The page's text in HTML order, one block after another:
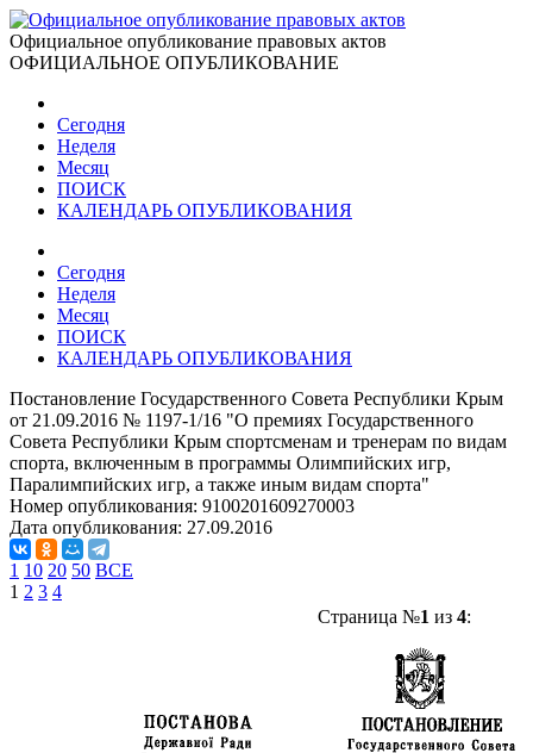
Официальное опубликование правовых актов
ОФИЦИАЛЬНОЕ ОПУБЛИКОВАНИЕ
Сегодня
Неделя
Месяц
ПОИСК
КАЛЕНДАРЬ ОПУБЛИКОВАНИЯ
Сегодня
Неделя
Месяц
ПОИСК
КАЛЕНДАРЬ ОПУБЛИКОВАНИЯ
Постановление Государственного Совета Республики Крым
от 21.09.2016 № 1197-1/16 "О премиях Государственного
Совета Республики Крым спортсменам и тренерам по видам
спорта, включенным в программы Олимпийских игр,
Паралимпийских игр, а также иным видам спорта"
Номер опубликования: 9100201609270003
Дата опубликования: 27.09.2016
1 10 20 50 ВСЕ
1 2 3 4
Страница №1 из 4: